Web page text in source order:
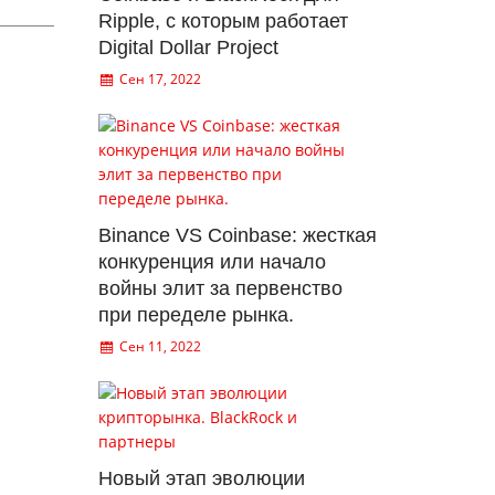
Ripple, с которым работает
Digital Dollar Project
Сен 17, 2022
Binance VS Coinbase: жесткая
конкуренция или начало
войны элит за первенство
при переделе рынка.
Сен 11, 2022
Новый этап эволюции